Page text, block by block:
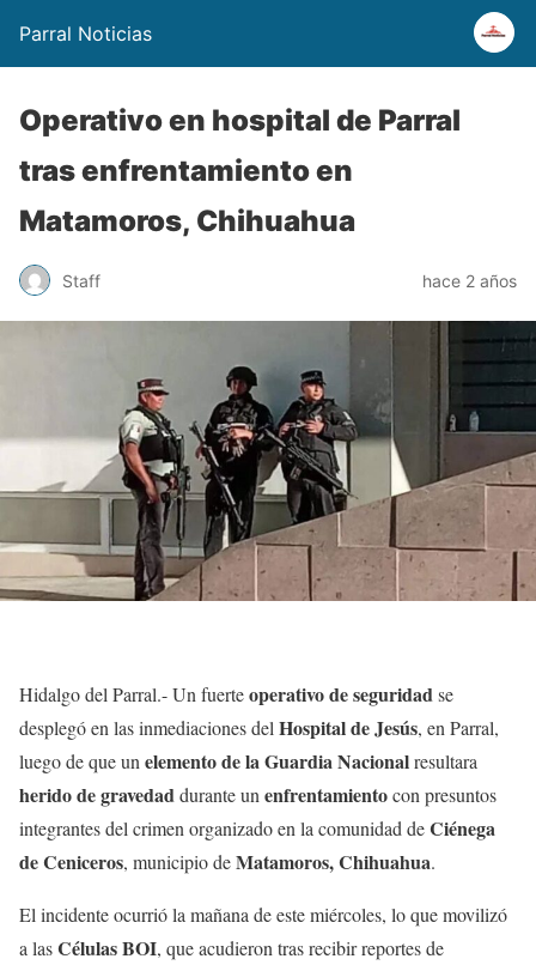
Parral Noticias
Operativo en hospital de Parral
tras enfrentamiento en
Matamoros, Chihuahua
Staff hace 2 años
Hidalgo del Parral.- Un fuerteoperativo de seguridadse
desplegó en las inmediaciones del Hospital de Jesús, en Parral,
luego de que un elemento de la Guardia Nacionalresultara
herido de gravedaddurante un enfrentamientocon presuntos
integrantes del crimen organizado en la comunidad deCiénega
de Ceniceros, municipio deMatamoros, Chihuahua.
El incidente ocurrió la mañana de este miércoles, lo que movilizó
a lasCélulas BOI, que acudieron tras recibir reportes de